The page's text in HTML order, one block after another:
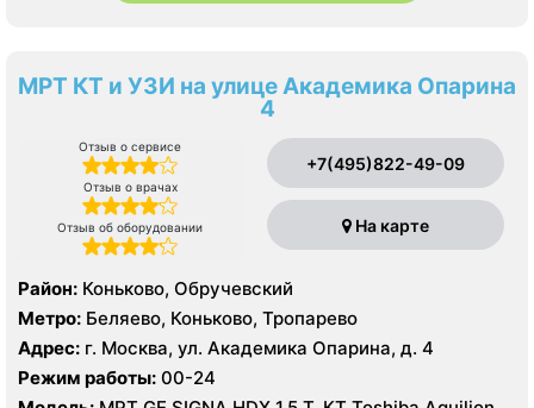
МРТ КТ и УЗИ на улице Академика Опарина
4
Отзыв о сервисе
Отзыв о врачах
Отзыв об оборудовании
+7(495)822-49-09
На карте
Район: Коньково, Обручевский
Метро: Беляево, Коньково, Тропарево
Адрес: г. Москва, ул. Академика Опарина, д. 4
Режим работы: 00-24